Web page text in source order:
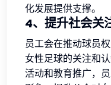
化发展提供支撑。
4、提升社会关
员工会在推动球员
女性足球的关注和
活动和教育推广，